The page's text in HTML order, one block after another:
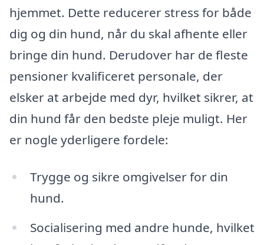
hjemmet. Dette reducerer stress for både
dig og din hund, når du skal afhente eller
bringe din hund. Derudover har de fleste
pensioner kvalificeret personale, der
elsker at arbejde med dyr, hvilket sikrer, at
din hund får den bedste pleje muligt. Her
er nogle yderligere fordele:
Trygge og sikre omgivelser for din
hund.
Socialisering med andre hunde, hvilket